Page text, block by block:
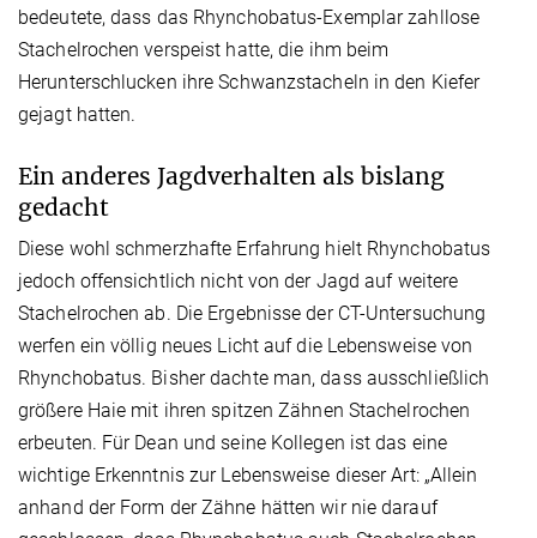
bedeutete, dass das Rhynchobatus-Exemplar zahllose
Stachelrochen verspeist hatte, die ihm beim
Herunterschlucken ihre Schwanzstacheln in den Kiefer
gejagt hatten.
Ein anderes Jagdverhalten als bislang
gedacht
Diese wohl schmerzhafte Erfahrung hielt Rhynchobatus
jedoch offensichtlich nicht von der Jagd auf weitere
Stachelrochen ab. Die Ergebnisse der CT-Untersuchung
werfen ein völlig neues Licht auf die Lebensweise von
Rhynchobatus. Bisher dachte man, dass ausschließlich
größere Haie mit ihren spitzen Zähnen Stachelrochen
erbeuten. Für Dean und seine Kollegen ist das eine
wichtige Erkenntnis zur Lebensweise dieser Art: „Allein
anhand der Form der Zähne hätten wir nie darauf